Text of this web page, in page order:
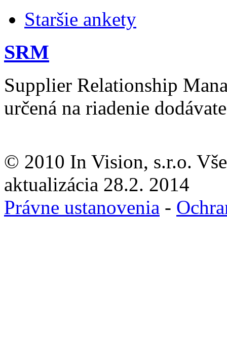
Staršie ankety
SRM
Supplier Relationship
určená na riadenie
© 2010 In Vision, s.r.o.
aktualizácia 28.2. 2014
Právne ustanovenia -